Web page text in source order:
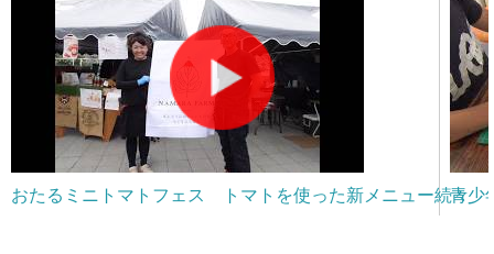
おたるミニトマトフェス トマトを使った新メニュー続々青少